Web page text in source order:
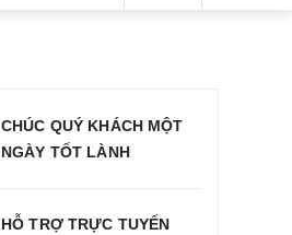
CHÚC QUÝ KHÁCH MỘT
NGÀY TỐT LÀNH
HỖ TRỢ TRỰC TUYẾN